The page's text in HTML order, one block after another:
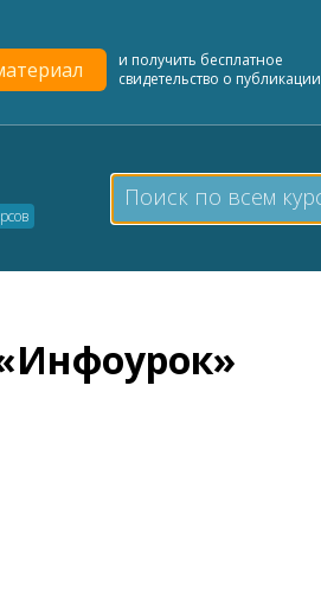
и получить бесплатное
свидетельство о публикации